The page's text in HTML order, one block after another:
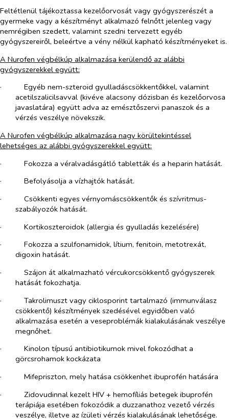
Feltétlenül tájékoztassa kezelőorvosát vagy gyógyszerészét a
gyermeke vagy a készítményt alkalmazó felnőtt jelenleg vagy
nemrégiben szedett, valamint szedni tervezett egyéb
gyógyszereiről, beleértve a vény nélkül kapható készítményeket is.
A Nurofen végbélkúp alkalmazása kerülendő az alábbi
gyógyszerekkel együtt:
·​
Egyéb nem-szteroid gyulladáscsökkentőkkel, valamint
acetilszalicilsavval (kivéve alacsony dózisban és kezelőorvosa
javaslatára) együtt adva az emésztőszervi panaszok és a
vérzés veszélye növekszik.
A Nurofen végbélkúp alkalmazása nagy körültekintéssel
lehetséges az alábbi gyógyszerekkel együtt:
·​
Fokozza a véralvadásgátló tabletták és a heparin hatását.
·​
Befolyásolja a vízhajtók hatását.
·​
Csökkenti egyes vérnyomáscsökkentők és szívritmus-
szabályozók hatását.
·​
Kortikoszteroidok (allergia és gyulladás kezelésére)
·​
Fokozza a szulfonamidok, lítium, fenitoin, metotrexát,
digoxin hatását.
·​
Szájon át alkalmazható vércukorcsökkentő gyógyszerek
hatását fokozhatja.
·​
Takrolimuszt vagy ciklosporint tartalmazó (immunválasz
csökkentő) készítmények szedésével egyidőben való
alkalmazása esetén a veseproblémák kialakulásának veszélye
megnőhet.
·​
Kinolon típusú antibiotikumok mivel fokozódhat a
görcsrohamok kockázata
·​
Mifepriszton, mely hatása csökkenhet ibuprofén hatására
·​
Zidovudinnal kezelt HIV + hemofíliás betegek ibuprofén
terápiája esetében fokozódik a duzzanathoz vezető vérzés
veszélye, illetve az ízületi vérzés kialakulásának lehetősége.